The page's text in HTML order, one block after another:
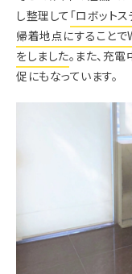
し整理して 「ロボット
帰着地点にすること
をしました。また、充
促にもなっています。